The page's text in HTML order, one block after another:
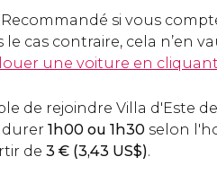
Recommandé si vous
cas contraire, cela n’en
une voiture en
de rejoindre Villa d'Este
durer 1h00 ou 1h30 selon
de 3 € (3,43 US$).